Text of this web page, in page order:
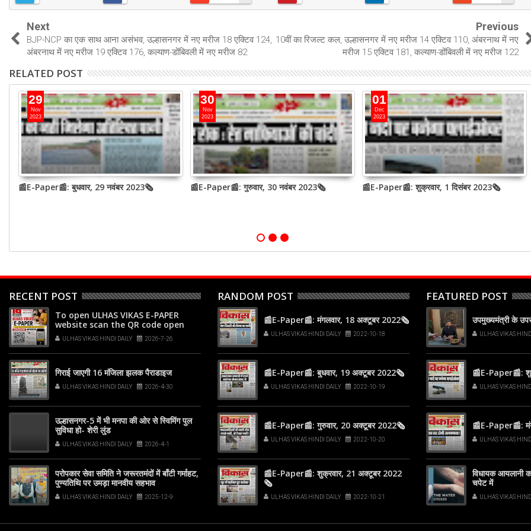
Next
BJP-NCP का एक साथ आना असंभव, उल्हासनगर में नए मरीज 18 एक्टिव 124,
अंबरनाथ में नए मरीज 19 एक्टिव 176, कल्याण-डोंबिवली में नए मरीज 82
Previous
10वीं का रिजल्ट कल, उल्हासनगर में नए मरीज 14 एक्टिव 110, अंबरनाथ में नए
मरीज 15 एक्टिव 181, कल्याण-डोंबिवली में नए मरीज 122
RELATED POST
29
Nov
2023
📰E-Paper📰: बुधवार, 29 नवंबर 2023🗞
30
Nov
2023
📰E-Paper📰: गुरुवार, 30 नवंबर 2023🗞
01
Dec
2023
📰E-Paper📰: शुक्रवार, 1 दिसंबर 2023🗞
RECENT POST
To open ULHAS VIKAS E-PAPER
website scan the QR code open
your phone's camera app or
Google Lens, point it at the code,
and tap the web link popup that
ULHAS VIKAS HINDI DAILY 2026-7-26
गिराई जाएगी 16 मंजिला झलक पैराडाइज
ULHAS VIKAS HINDI DAILY 2026-4-30
उल्हासनगर-5 में भी मनपा की ओर से स्विमिंग पुल
सुविधा हो- शेरी लुंड
ULHAS VIKAS HINDI DAILY 2026-4-1
परोपकार सेवा समिति ने जरूरतमंदों में बाँटी गर्माहट,
पुण्यतिथि पर उमड़ा मानवीय सहभाव
ULHAS VIKAS HINDI DAILY 2025-12-9
RANDOM POST
📰E-Paper📰: मंगलवार, 18 अक्टूबर 2022🗞
ULHAS VIKAS HINDI DAILY 2022-10-18
📰E-Paper📰: बुधवार, 19 अक्टूबर 2022🗞
ULHAS VIKAS HINDI DAILY 2022-10-19
📰E-Paper📰: गुरुवार, 20 अक्टूबर 2022🗞
ULHAS VIKAS HINDI DAILY 2022-10-20
📰E-Paper📰: शुक्रवार, 21 अक्टूबर 2022
🗞
ULHAS VIKAS HINDI DAILY 2022-10-21
FEATURED POST
उपमुख्यमंत्री के
ULHAS VIKAS
📰E-Paper📰:
ULHAS VIKAS
📰E-Paper📰:
ULHAS VIKAS
विधायक आयलानी
चपेट में
ULHAS VIKAS